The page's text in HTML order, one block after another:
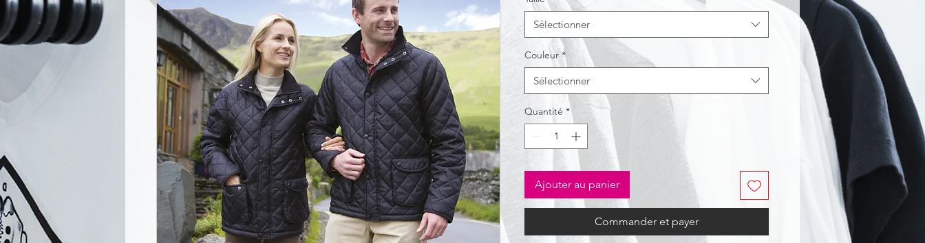
Sélectionner
Couleur *
Sélectionner
Quantité *
Ajouter au panier
Commander et payer